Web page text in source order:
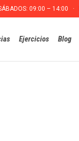
09:00 – 14:00 ·
Ejercicios Blog